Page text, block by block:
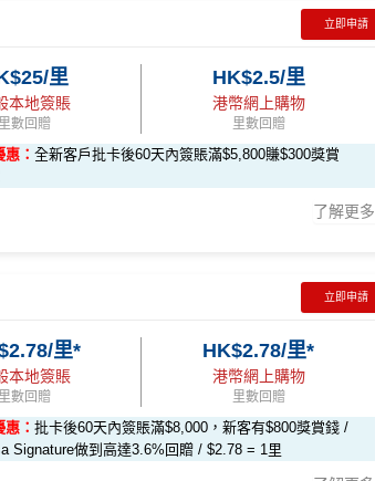
❗️（由里先生派出🎯38新會員額外里賞金
全新客戶簽$8,000* 現有客戶簽$8,000*
$800 RC $200 RC
立即申請
里
本地簽賬
里數回贈
HK$2.5/里
港幣網上購物
里數回贈
： 全新客戶批卡後60天內簽賬滿$5,800賺$300獎賞
了解更多
段+里賞金
❗️（由里先生派出🎯38新會員額外里賞金
全新信用卡客戶基本迎新：
立即申請
里*
本地簽賬
里數回贈
HK$2.78/里*
港幣網上購物
里數回贈
： 批卡後60天內簽賬滿$8,000，新客有$800獎賞錢 /
Signature做到高達3.6%回贈 / $2.78 = 1里